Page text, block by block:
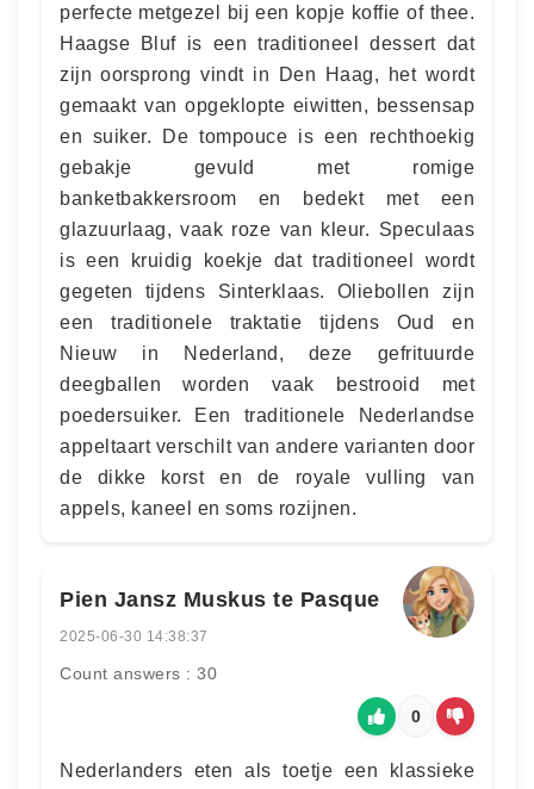
perfecte metgezel bij een kopje koffie of thee.
Haagse Bluf is een traditioneel dessert dat
zijn oorsprong vindt in Den Haag, het wordt
gemaakt van opgeklopte eiwitten, bessensap
en suiker. De tompouce is een rechthoekig
gebakje gevuld met romige
banketbakkersroom en bedekt met een
glazuurlaag, vaak roze van kleur. Speculaas
is een kruidig koekje dat traditioneel wordt
gegeten tijdens Sinterklaas. Oliebollen zijn
een traditionele traktatie tijdens Oud en
Nieuw in Nederland, deze gefrituurde
deegballen worden vaak bestrooid met
poedersuiker. Een traditionele Nederlandse
appeltaart verschilt van andere varianten door
de dikke korst en de royale vulling van
appels, kaneel en soms rozijnen.
Pien Jansz Muskus te Pasque
2025-06-30 14:38:37
Count answers : 30
0
Nederlanders eten als toetje een klassieke